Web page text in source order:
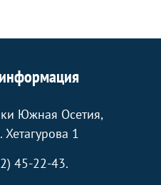
Южная Осетия,
Хетагурова 1
45-22-43.